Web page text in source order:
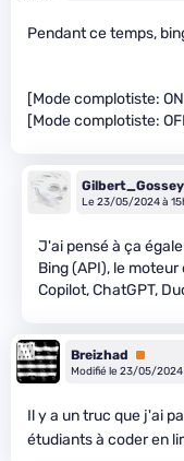
Pendant ce temps,
[Mode complotiste:
[Mode complotiste:
Le 23/05/2024 à
J'ai pensé à ça
Bing (API), le
Copilot, ChatGPT,
Breizhad
Premium
Modifié le 23/05/2024
Il y a un truc que j'ai
étudiants à coder en